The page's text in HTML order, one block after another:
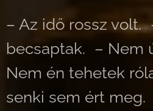
– Az idő rossz volt.
becsaptak. – Nem
Nem én tehetek
senki sem ért meg.